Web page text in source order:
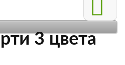
3 цвета